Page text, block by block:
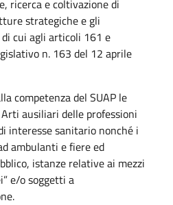
ricerca e coltivazione di
strategiche e gli
cui agli articoli 161 e
n. 163 del 12 aprile
competenza del SUAP le
ausiliari delle professioni
interesse sanitario nonché i
ambulanti e fiere ed
istanze relative ai mezzi
e/o soggetti a